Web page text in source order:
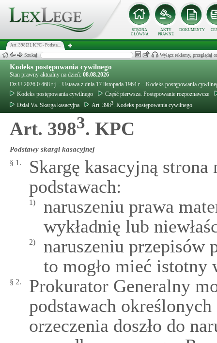
STRONA
GŁÓWNA
AKTY
PRAWNE
DOKUMENTY
Art. 398[3]. KPC - Podsta...
Szukaj: Wyłącz reklamy, przeglądaj
Kodeks postępowania cywilnego
Stan prawny aktualny na dzień: 08.08.2026
Dz.U.2026.0.468 t.j. - Ustawa z dnia 17 listopada 1964 r. - Kodeks postępowania
Kodeks postępowania cywilnego
Część pierwsza. Postępowanie rozpoznawcze
Dział Va. Skarga kasacyjna
Art. 3983. Kodeks postępowania cywilnego
Art. 3983. KPC
Podstawy skargi kasacyjnej
§ 1.
Skargę kasacyjną
podstawach:
1)
naruszeniu prawa
wykładnię lub
2)
naruszeniu przepisów
to mogło mieć istotny
§ 2.
Prokurator Generalny
podstawach
orzeczenia doszło do